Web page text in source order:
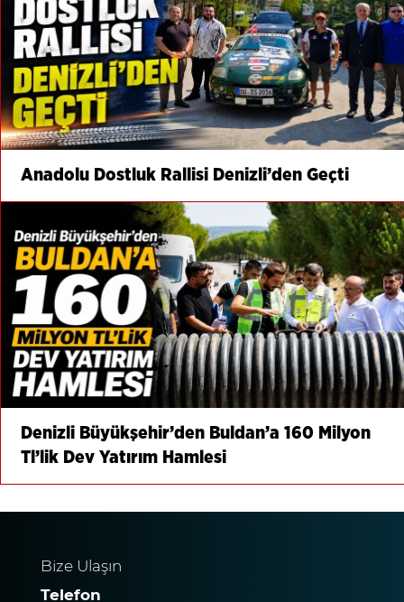
Anadolu Dostluk Rallisi Denizli’den Geçti
Denizli Büyükşehir’den Buldan’a 160 Milyon
Tl’lik Dev Yatırım Hamlesi
Bize Ulaşın
Telefon